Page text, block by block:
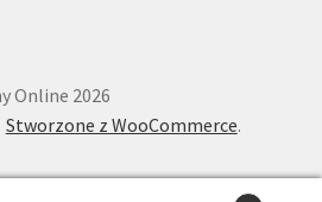
Online 2026
Stworzone z WooCommerce.